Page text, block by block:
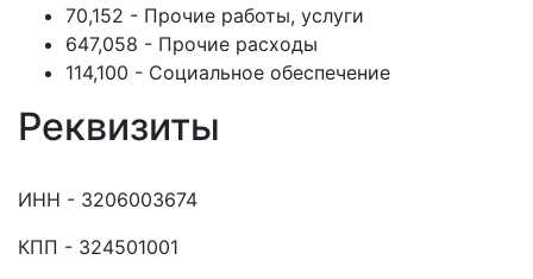
70,152 - Прочие работы, услуги
647,058 - Прочие расходы
114,100 - Социальное обеспечение
Реквизиты
ИНН - 3206003674
КПП - 324501001